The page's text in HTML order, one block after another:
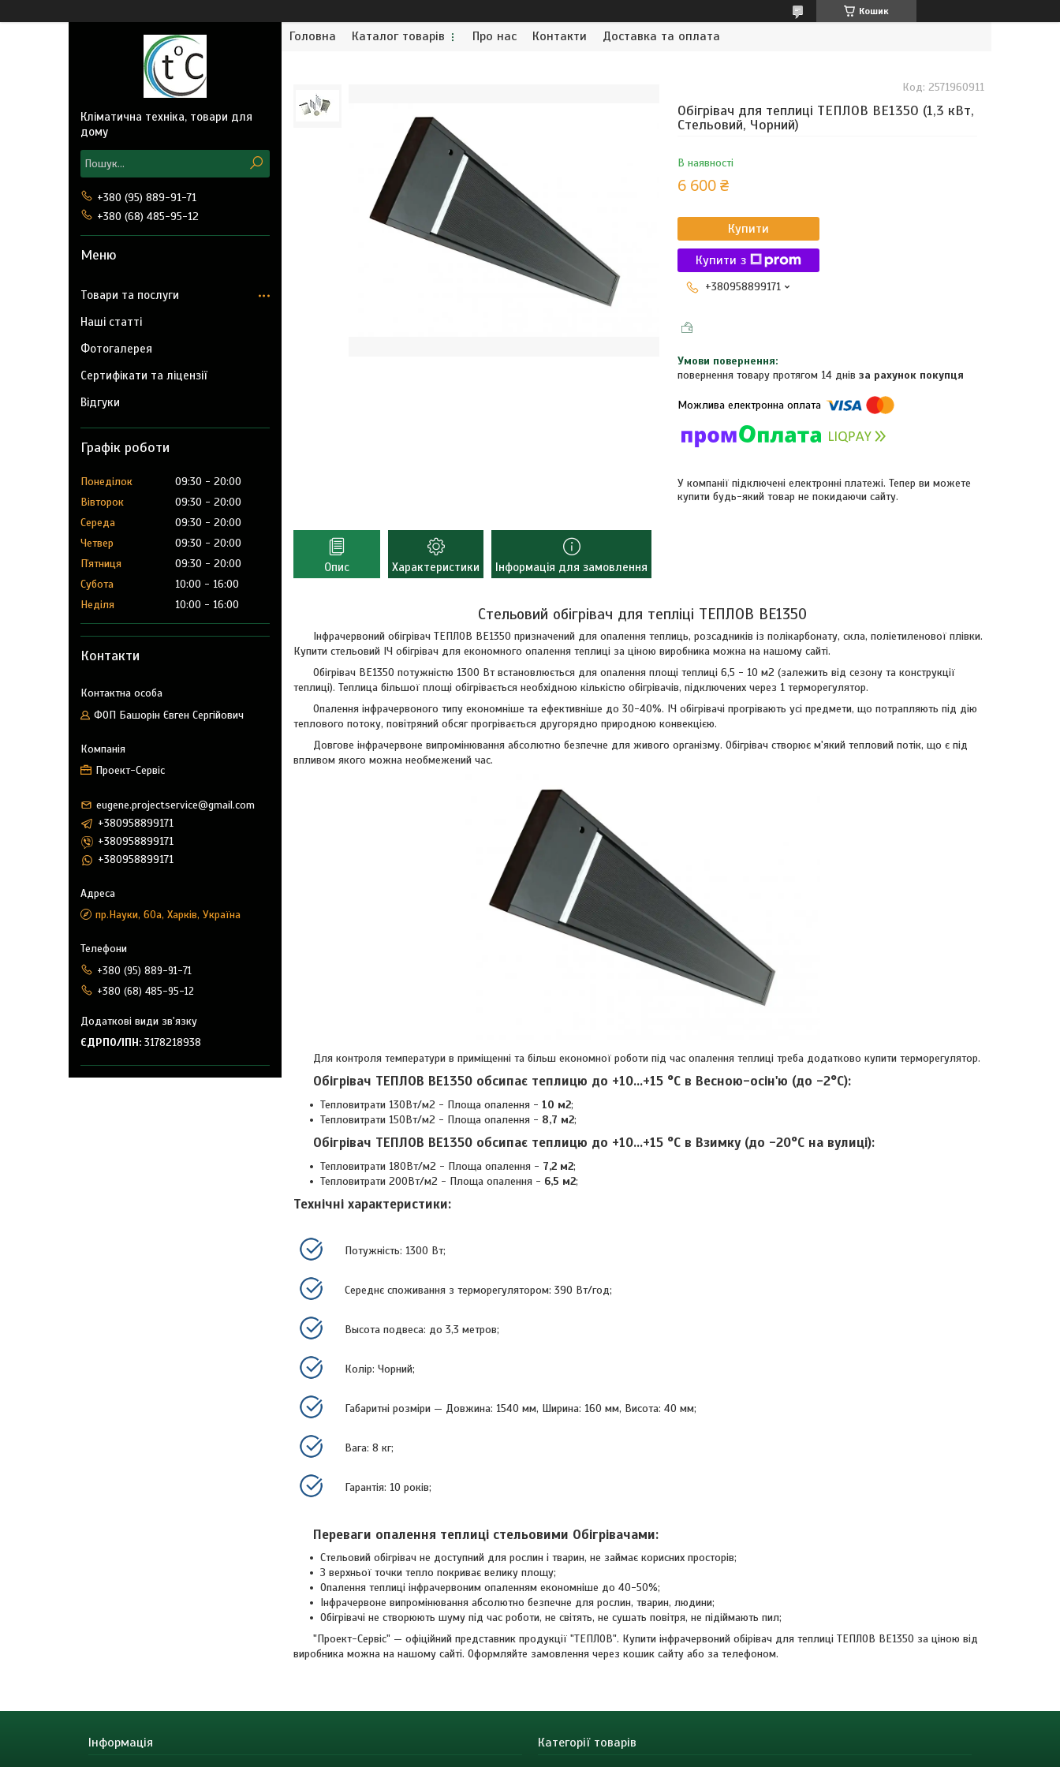
Кошик
Головна Каталог товарів Про нас Контакти Доставка та оплата
Обігрівач для теплиці ТЕПЛОВ ВЕ1350 (1,3 кВт,
Стельовий, Чорний)
В наявності
Код:2571960911
6 600 ₴
Купити
Купити з
+380958899171
повернення товару протягом 14 днів за рахунок покупця
У компанії підключені електронні платежі. Тепер ви можете
купити будь-який товар не покидаючи сайту.
Опис Характеристики Інформація для замовлення
Стельовий обігрівач для тепліці ТЕПЛОВ ВЕ1350
Інфрачервоний обігрівач ТЕПЛОВ ВЕ1350 призначений для опалення теплиць, розсадників із полікарбонату, скла, поліетиленової плівки.
Купити стельовий ІЧ обігрівач для економного опалення теплиці за ціною виробника можна на нашому сайті.
Обігрівач ВЕ1350 потужністю 1300 Вт встановлюється для опалення площі теплиці 6,5 - 10 м2 (залежить від сезону та конструкції
теплиці). Теплица більшої площі обігрівається необхідною кількістю обігрівачів, підключених через 1 терморегулятор.
Опалення інфрачервоного типу економніше та ефективніше до 30-40%. ІЧ обігрівачі прогрівають усі предмети, що потрапляють під дію
теплового потоку, повітряний обсяг прогрівається другорядно природною конвекцією.
Довгове інфрачервоне випромінювання абсолютно безпечне для живого організму. Обігрівач створює м'який тепловий потік, що є під
впливом якого можна необмежений час.
Для контроля температури в приміщенні та більш економної роботи під час опалення теплиці треба додатково купити терморегулятор.
Обігрівач ТЕПЛОВ ВЕ1350 обсипає теплицю до +10...+15 °C в Весною-осін'ю (до -2°С):
Тепловитрати 130Вт/м2 - Площа опалення - 10 м2;
Тепловитрати 150Вт/м2 - Площа опалення - 8,7 м2;
Обігрівач ТЕПЛОВ ВЕ1350 обсипає теплицю до +10...+15 °C в Взимку (до -20°С на вулиці):
Тепловитрати 180Вт/м2 - Площа опалення - 7,2 м2;
Тепловитрати 200Вт/м2 - Площа опалення - 6,5 м2;
Технічні характеристики:
Потужність: 1300 Вт;
Середнє споживання з терморегулятором: 390 Вт/год;
Высота подвеса: до 3,3 метров;
Колір: Чорний;
Габаритні розміри — Довжина: 1540 мм, Ширина: 160 мм, Висота: 40 мм;
Вага: 8 кг;
Гарантія: 10 років;
Переваги опалення теплиці стельовими Обігрівачами:
Стельовий обігрівач не доступний для рослин і тварин, не займає корисних просторів;
З верхньої точки тепло покриває велику площу;
Опалення теплиці інфрачервоним опаленням економніше до 40-50%;
Інфрачервоне випромінювання абсолютно безпечне для рослин, тварин, людини;
Обігрівачі не створюють шуму під час роботи, не світять, не сушать повітря, не підіймають пил;
"Проект-Сервіс" — офіційний представник продукції "ТЕПЛОВ". Купити інфрачервоний обірівач для теплиці ТЕПЛОВ ВЕ1350 за ціною від
виробника можна на нашому сайті. Оформляйте замовлення через кошик сайту або за телефоном.
Кліматична техніка, товари для
дому
+380 (95) 889-91-71
+380 (68) 485-95-12
Товари та послуги
Наші статті
Фотогалерея
Сертифікати та ліцензії
Відгуки
Графік роботи
Понеділок 09:30
20:00
Вівторок
09:30
20:00
Середа
09:30
20:00
Четвер
09:30
20:00
Пʼятниця
09:30
20:00
Субота
10:00
16:00
Неділя
10:00 16:00
Контакти
ФОП Башорін Євген Сергійович
Проект-Сервіс
eugene.projectservice@gmail.com
+380958899171
+380958899171
+380958899171
пр.Науки, 60а, Харків, Україна
+380 (95) 889-91-71
+380 (68) 485-95-12
ЄДРПО/ІПН 3178218938
Інформація Категорії товарів